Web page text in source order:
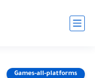
Games-all-platforms